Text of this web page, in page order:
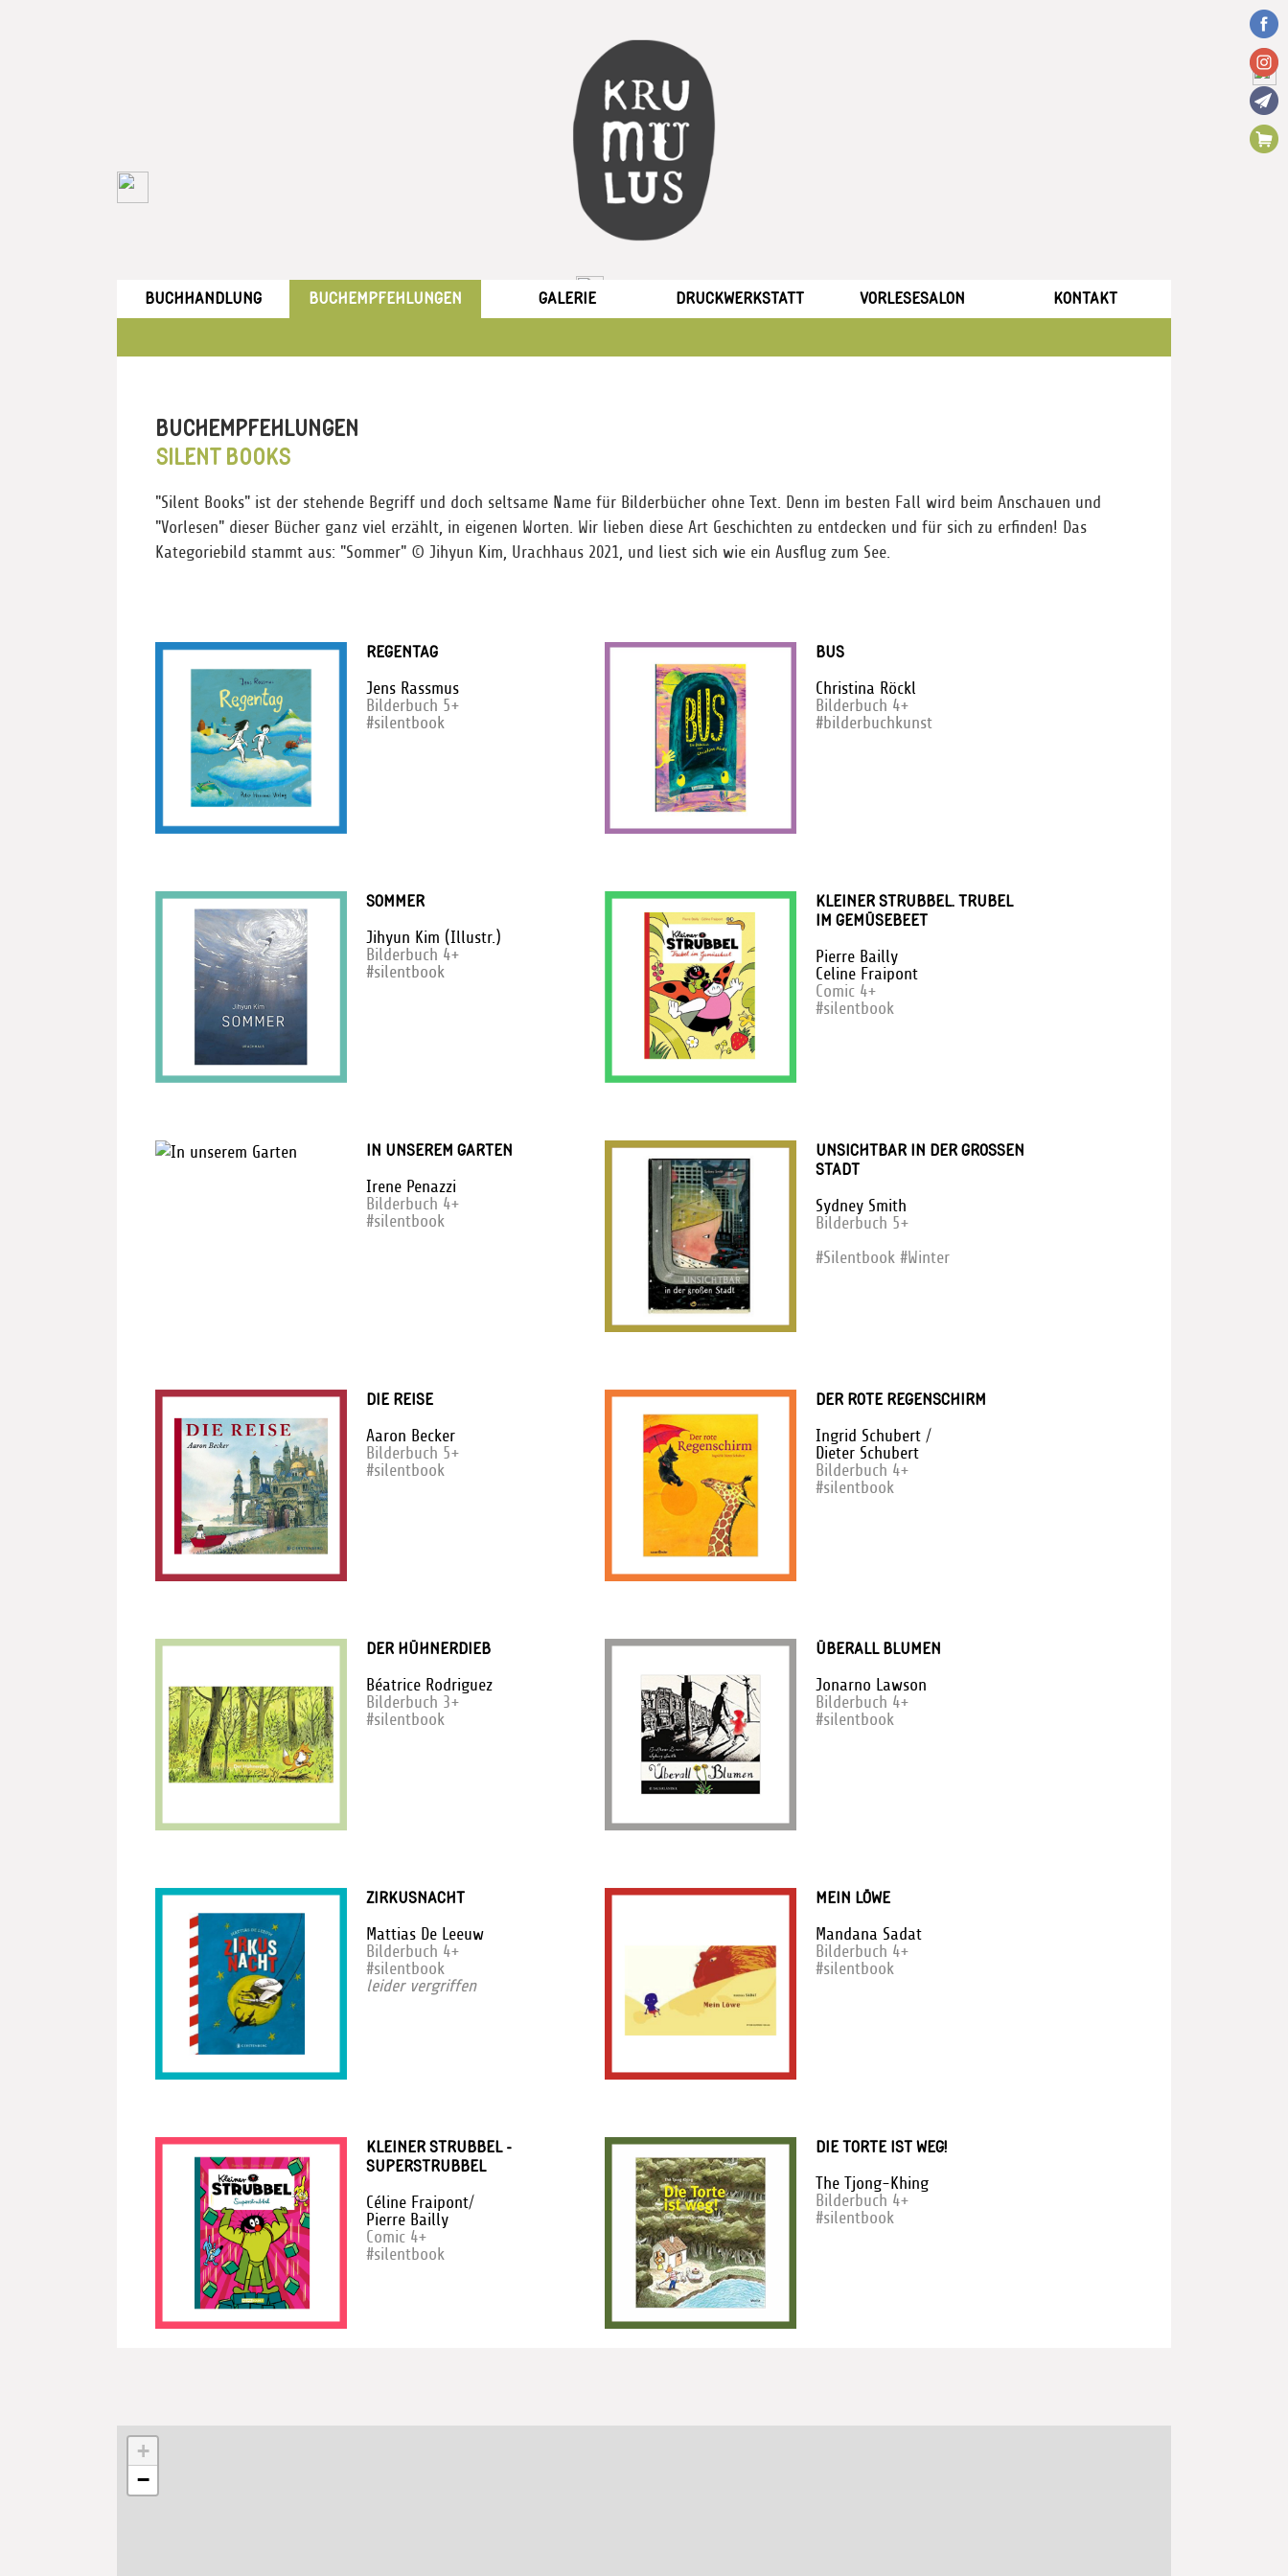
BUCHHANDLUNG BUCHEMPFEHLUNGEN GALERIE DRUCKWERKSTATT VORLESESALON KONTAKT
BUCHEMPFEHLUNGEN
SILENT BOOKS
"Silent Books" ist der stehende Begriff und doch seltsame Name für Bilderbücher ohne Text. Denn im besten Fall wird beim Anschauen und
"Vorlesen" dieser Bücher ganz viel erzählt, in eigenen Worten. Wir lieben diese Art Geschichten zu entdecken und für sich zu erfinden! Das
Kategoriebild stammt aus: "Sommer" © Jihyun Kim, Urachhaus 2021, und liest sich wie ein Ausflug zum See.
REGENTAG
Jens Rassmus
Bilderbuch 5+
#silentbook
BUS
Christina Röckl
Bilderbuch 4+
#bilderbuchkunst
SOMMER
Jihyun Kim (Illustr.)
Bilderbuch 4+
#silentbook
KLEINER STRUBBEL. TRUBEL
IM GEMÜSEBEET
Pierre Bailly
Celine Fraipont
Comic 4+
#silentbook
IN UNSEREM GARTEN
Irene Penazzi
Bilderbuch 4+
#silentbook
UNSICHTBAR IN DER GROSSEN S
TADT
Sydney Smith
Bilderbuch 5+
#Silentbook #Winter
DIE REISE
Aaron Becker
Bilderbuch 5+
#silentbook
DER ROTE REGENSCHIRM
Ingrid Schubert /
Dieter Schubert
Bilderbuch 4+
#silentbook
DER HÜHNERDIEB
Béatrice Rodriguez
Bilderbuch 3+
#silentbook
ÜBERALL BLUMEN
Jonarno Lawson
Bilderbuch 4+
#silentbook
ZIRKUSNACHT
Mattias De Leeuw
Bilderbuch 4+
#silentbook
leider vergriffen
MEIN LÖWE
Mandana Sadat
Bilderbuch 4+
#silentbook
KLEINER STRUBBEL -
SUPERSTRUBBEL
Céline Fraipont/
Pierre Bailly
Comic 4+
#silentbook
DIE TORTE IST WEG!
The Tjong-Khing
Bilderbuch 4+
#silentbook
+
−